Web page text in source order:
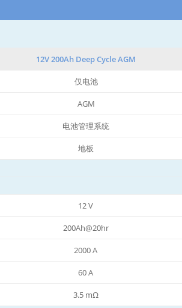
12V 200Ah Deep Cycle AGM
仅电池
AGM
电池管理系统
地板
12 V
200Ah@20hr
2000 A
60 A
3.5 mΩ